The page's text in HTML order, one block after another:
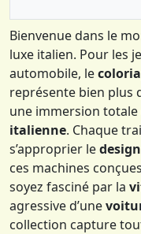
Bienvenue dans le
luxe italien. Pour les
automobile, le
représente bien plus
une immersion totale
italienne. Chaque
s’approprier le
ces machines
soyez fasciné par la
agressive d’une
collection capture